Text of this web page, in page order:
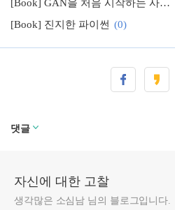
[Book] GAN을 처음 시작하는 사람들을 위한 책
[Book] 진지한 파이썬 (0)
[Book] 직접 만들어보는 딥러닝 프레임워크 가이드, "밑바닥부터 시작하는 딥러닝 3"
[Book] 딥러닝을 바라보는 새로운 관점
댓글
자신에 대한 고찰
생각많은 소심남 님의 블로그입니다.